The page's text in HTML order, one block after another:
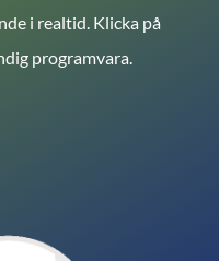
i realtid. Klicka på
programvara.